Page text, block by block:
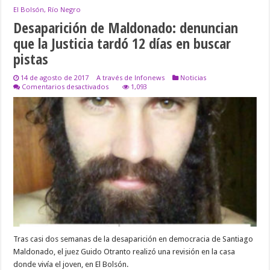
El Bolsón, Río Negro
Desaparición de Maldonado: denuncian
que la Justicia tardó 12 días en buscar
pistas
14 de agosto de 2017 A través de Infonews
Noticias
Comentarios desactivadosen
Desaparición
de
Maldonado:
Justicia
tardó
12
días
en
buscar
pistas
1,093
Tras casi dos semanas de la desaparición en democracia de Santiago
Maldonado, el juez Guido Otranto realizó una revisión en la casa
donde vivía el joven, en El Bolsón.